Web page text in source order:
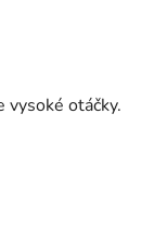
vysoké otáčky.